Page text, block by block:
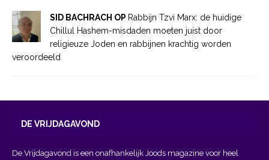
SID BACHRACH OP Rabbijn Tzvi Marx: de huidige
Chillul Hashem-misdaden moeten juist door
religieuze Joden en rabbijnen krachtig worden
veroordeeld
DE VRIJDAGAVOND
De Vrijdagavond is een onafhankelijk Joods magazine voor heel